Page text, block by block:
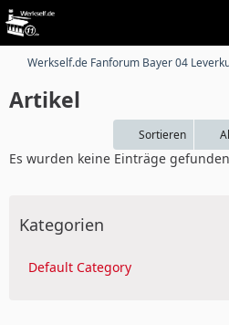
Werkself.de Fanforum Bayer 04
Artikel
Sortieren
Es wurden keine Einträge
Kategorien
Default Category